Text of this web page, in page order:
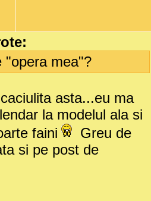
"opera mea"?
asta...eu ma
la modelul ala si
faini
Greu de
si pe post de